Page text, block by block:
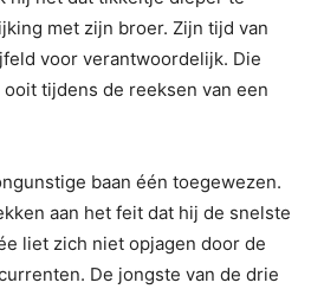
met zijn broer. Zijn tijd van
voor verantwoordelijk. Die
tijdens de reeksen van een
baan één toegewezen.
aan het feit dat hij de snelste
liet zich niet opjagen door de
De jongste van de drie